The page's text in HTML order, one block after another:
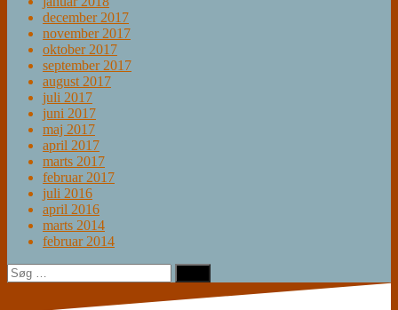
december 2017
november 2017
oktober 2017
september 2017
august 2017
juli 2017
juni 2017
maj 2017
april 2017
marts 2017
februar 2017
juli 2016
april 2016
marts 2014
februar 2014
Søg
efter: